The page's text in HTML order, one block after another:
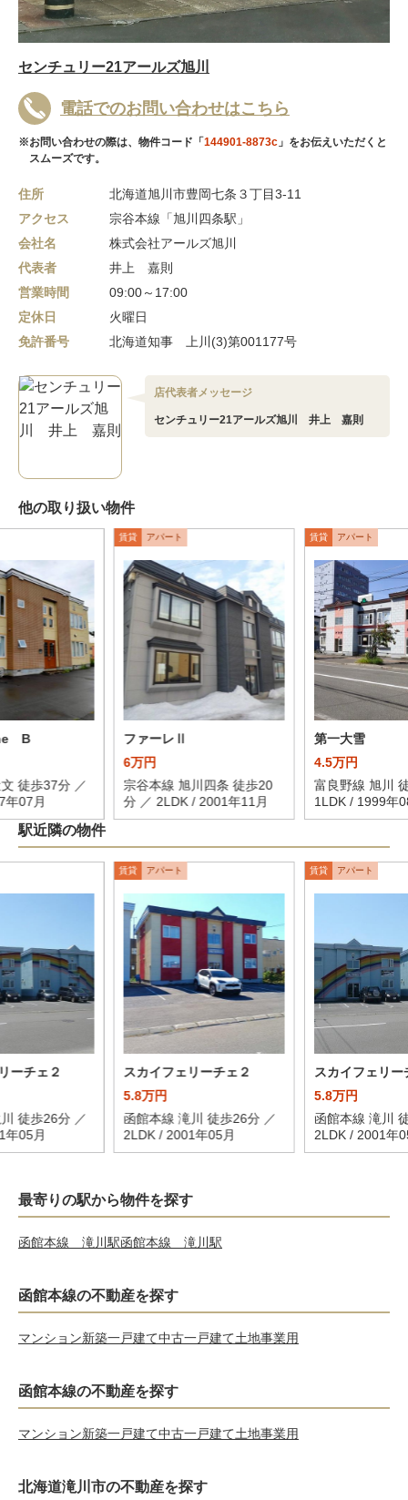
センチュリー21アールズ旭川
電話でのお問い合わせはこちら
※お問い合わせの際は、物件コード「 144901-8873c 」をお伝えいただくと
スムーズです。
住所
北海道旭川市豊岡七条３丁目3-11
アクセス
宗谷本線「旭川四条駅」
会社名
株式会社アールズ旭川
代表者
井上 嘉則
営業時間
09:00～17:00
定休日
火曜日
免許番号
北海道知事 上川(3)第001177号
店代表者メッセージ
センチュリー21アールズ旭川 井上 嘉則
他の取り扱い物件
B
徒歩37分 ／
年07月
賃貸 アパート
ファーレⅡ
6万円
宗谷本線 旭川四条 徒歩20
分 ／ 2LDK / 2001年11月
賃貸 アパート
第一大雪
4.5万円
富良野線 旭川
1LDK / 1999年
駅近隣の物件
ーチェ２
徒歩26分 ／
年05月
賃貸 アパート
スカイフェリーチェ２
5.8万円
函館本線 滝川 徒歩26分 ／
2LDK / 2001年05月
賃貸 アパート
スカイフェリー
5.8万円
函館本線 滝川
2LDK / 2001年
最寄りの駅から物件を探す
函館本線 滝川駅函館本線 滝川駅
函館本線の不動産を探す
マンション新築一戸建て中古一戸建て土地事業用
函館本線の不動産を探す
マンション新築一戸建て中古一戸建て土地事業用
北海道滝川市の不動産を探す